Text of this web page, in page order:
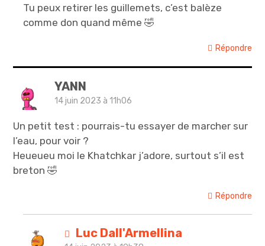
Tu peux retirer les guillemets, c’est balèze
comme don quand même 🤣
Répondre
YANN
14 juin 2023 à 11h06
Un petit test : pourrais-tu essayer de marcher sur
l’eau, pour voir ?
Heueueu moi le Khatchkar j’adore, surtout s’il est
breton 🤣
Répondre
Luc Dall'Armellina